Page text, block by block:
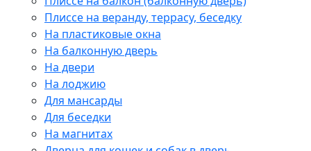
Плиссе на веранду, террасу, беседку
На пластиковые окна
На балконную дверь
На двери
На лоджию
Для мансарды
Для беседки
На магнитах